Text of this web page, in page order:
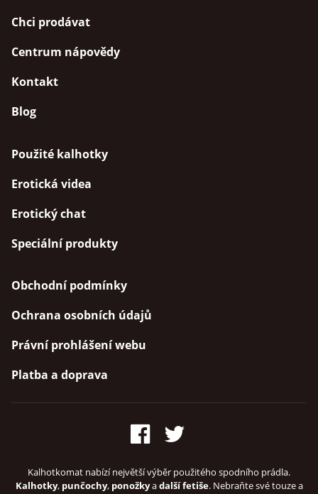
Chci prodávat
Centrum nápovědy
Kontakt
Blog
Použité kalhotky
Erotická videa
Erotický chat
Speciální produkty
Obchodní podmínky
Ochrana osobních údajů
Právní prohlášení webu
Platba a doprava
Kalhotkomat nabízí největší výběr použitého spodního prádla.
Kalhotky, punčochy, ponožkyadalší fetiše. Nebraňte své touze a